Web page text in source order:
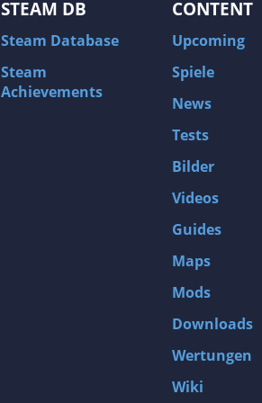
STEAM DB
Steam Database
Steam
Achievements
CONTENT
Upcoming
Spiele
News
Tests
Bilder
Videos
Guides
Maps
Mods
Downloads
Wertungen
Wiki